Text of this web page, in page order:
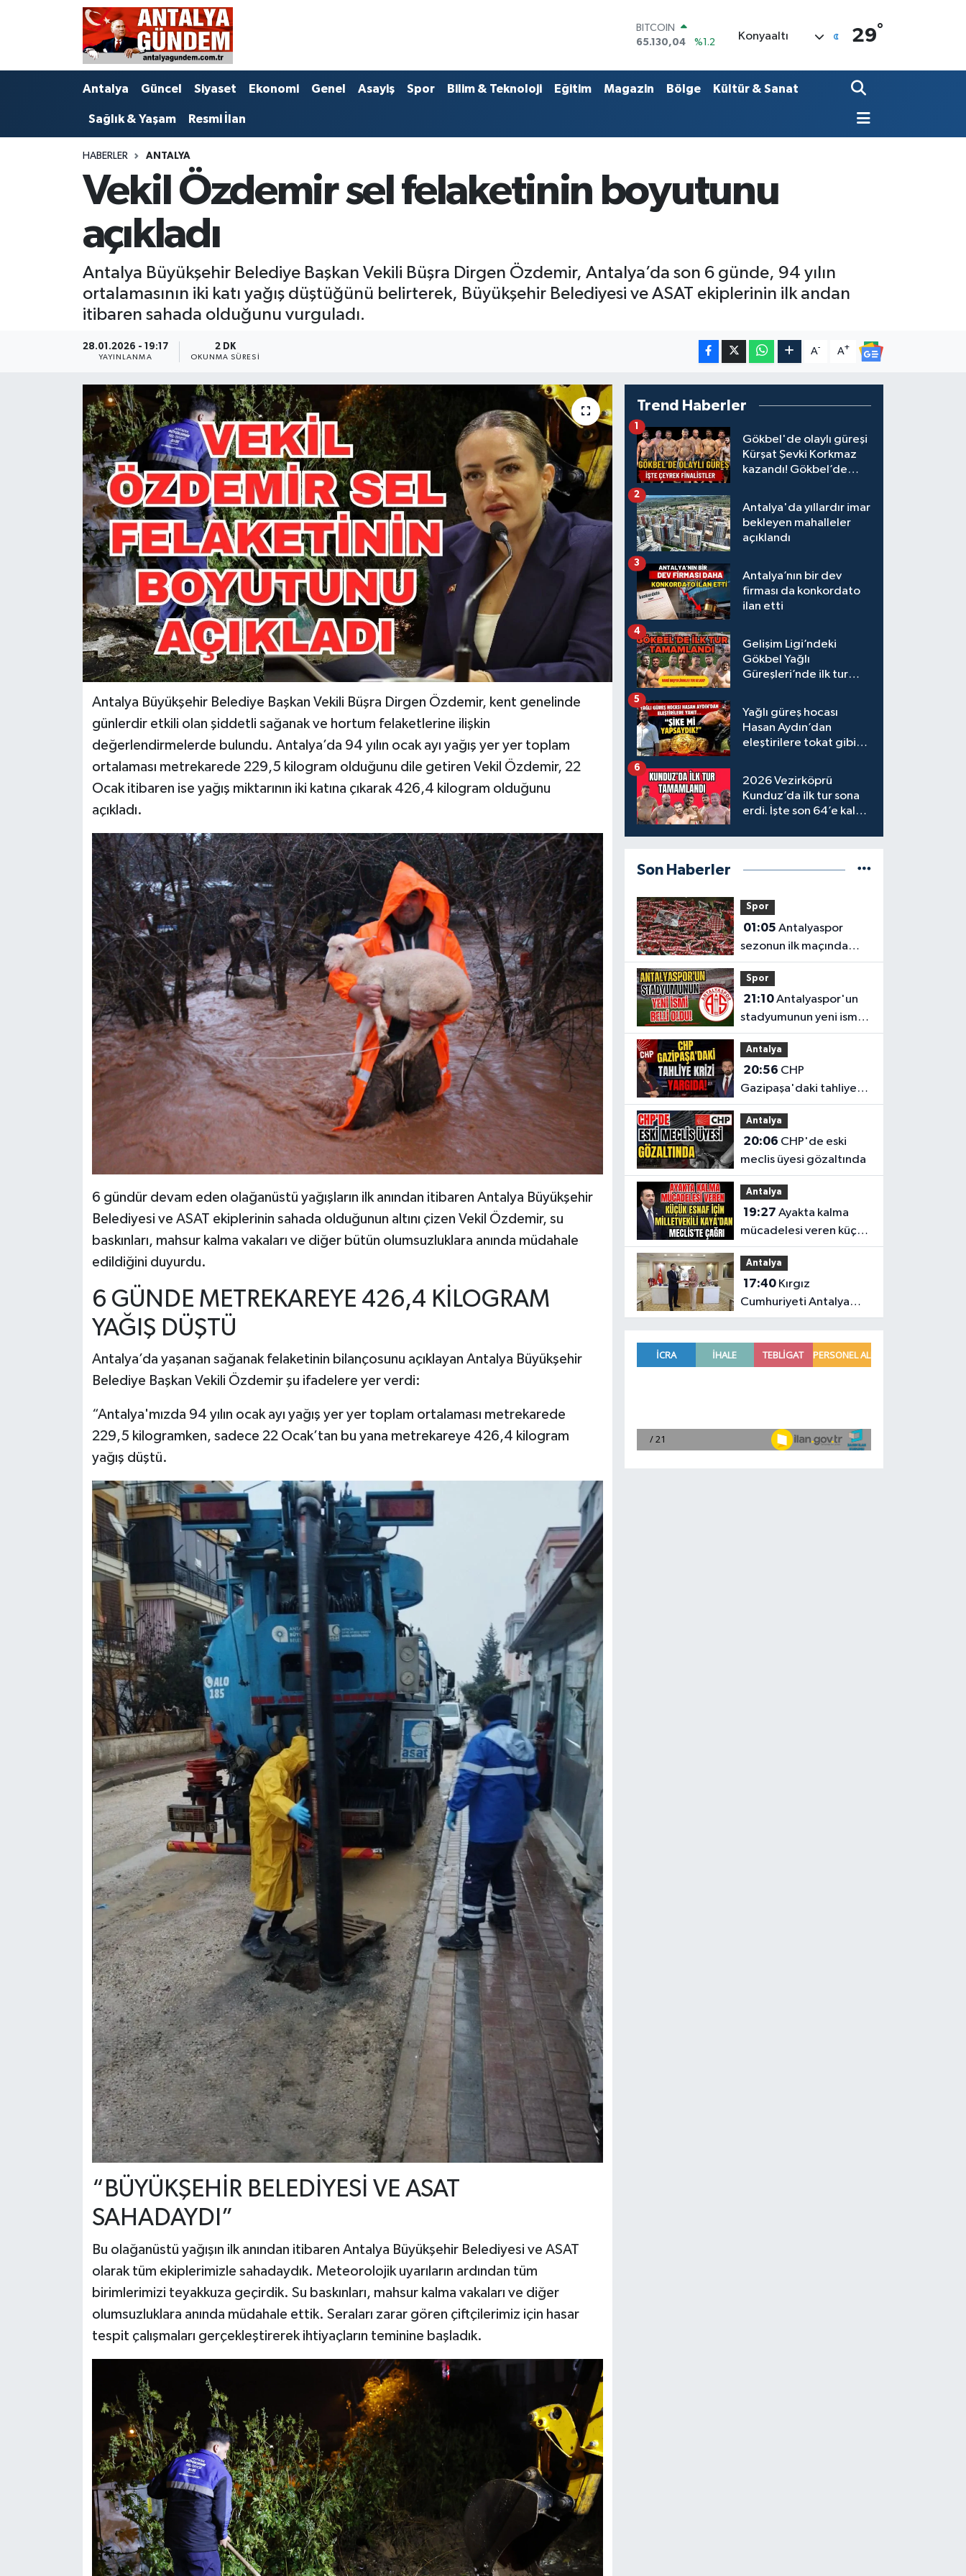
DOLAR
47,7106
%0.17
55,1652
%0.27
STERLİN
65.130,04
%1.2
Konyaaltı 29°
Antalya Güncel Siyaset Ekonomi Genel Asayiş Spor Bilim & Teknoloji Eğitim Magazin Bölge Kültür & Sanat
Sağlık & Yaşam Resmi İlan
HABERLER ANTALYA
Vekil Özdemir sel felaketinin boyutunu
açıkladı
Antalya Büyükşehir Belediye Başkan Vekili Büşra Dirgen Özdemir, Antalya’da son 6 günde, 94 yılın
ortalamasının iki katı yağış düştüğünü belirterek, Büyükşehir Belediyesi ve ASAT ekiplerinin ilk andan
itibaren sahada olduğunu vurguladı.
28.01.2026 - 19:17
YAYINLANMA
2 DK
OKUNMA SÜRESI
A- A+
Antalya Büyükşehir Belediye Başkan Vekili Büşra Dirgen Özdemir, kent genelinde
günlerdir etkili olan şiddetli sağanak ve hortum felaketlerine ilişkin
değerlendirmelerde bulundu. Antalya’da 94 yılın ocak ayı yağış yer yer toplam
ortalaması metrekarede 229,5 kilogram olduğunu dile getiren Vekil Özdemir, 22
Ocak itibaren ise yağış miktarının iki katına çıkarak 426,4 kilogram olduğunu
açıkladı.
6 gündür devam eden olağanüstü yağışların ilk anından itibaren Antalya Büyükşehir
Belediyesi ve ASAT ekiplerinin sahada olduğunun altını çizen Vekil Özdemir, su
baskınları, mahsur kalma vakaları ve diğer bütün olumsuzluklara anında müdahale
edildiğini duyurdu.
6 GÜNDE METREKAREYE 426,4 KİLOGRAM
YAĞIŞ DÜŞTÜ
Antalya’da yaşanan sağanak felaketinin bilançosunu açıklayan Antalya Büyükşehir
Belediye Başkan Vekili Özdemir şu ifadelere yer verdi:
“Antalya'mızda 94 yılın ocak ayı yağış yer yer toplam ortalaması metrekarede
229,5 kilogramken, sadece 22 Ocak’tan bu yana metrekareye 426,4 kilogram
yağış düştü.
“BÜYÜKŞEHİR BELEDİYESİ VE ASAT
SAHADAYDI”
Bu olağanüstü yağışın ilk anından itibaren Antalya Büyükşehir Belediyesi ve ASAT
olarak tüm ekiplerimizle sahadaydık. Meteorolojik uyarıların ardından tüm
birimlerimizi teyakkuza geçirdik. Su baskınları, mahsur kalma vakaları ve diğer
olumsuzluklara anında müdahale ettik. Seraları zarar gören çiftçilerimiz için hasar
tespit çalışmaları gerçekleştirerek ihtiyaçların teminine başladık.
Trend Haberler
Gökbel'de olaylı güreşi
Kürşat Şevki Korkmaz
kazandı! Gökbel’de
Gürbüz elendi!
1
Antalya'da yıllardır imar
bekleyen mahalleler
açıklandı
2
Antalya’nın bir dev
firması da konkordato
ilan etti
3
Gelişim Ligi’ndeki
Gökbel Yağlı
Güreşleri’nde ilk tur
4
Yağlı güreş hocası
Hasan Aydın’dan
eleştirilere tokat gibi
5
2026 Vezirköprü
Kunduz’da ilk tur sona
erdi. İşte son 64’e kalan
6
Son Haberler
Spor
01:05
sezonun ilk maçında
Keçiörengücü’nü
ağırlıyor
Spor
21:10Antalyaspor'un
stadyumunun yeni ismi
belli oldu!
Antalya
20:56
Gazipaşa'daki tahliye
krizi yargıda!
Antalya
20:06
meclis üyesi gözaltında
Antalya
19:27
mücadelesi veren küçük
esnaf için Milletvekili
Kaya'dan Meclis'te
çağrı
Antalya
17:40Kırgız
Cumhuriyeti Antalya
Başkonsolosu’ndan
Antalya
Bilim & Teknoloji
Ekonomi
Görüntülü Haber
Kültür & Sanat
Magazin
Resmi İlan
Sağlık & Yaşam
Siyaset
Antalya Nöbetçi Eczaneler
Antalya Hava Durumu
Antalya Namaz Vakitleri
Antalya Trafik Yoğunluk Haritası
Süper Lig Puan Durumu ve Fikstür
Tüm Manşetler
Son Dakika Haberleri
Haber Arşivi